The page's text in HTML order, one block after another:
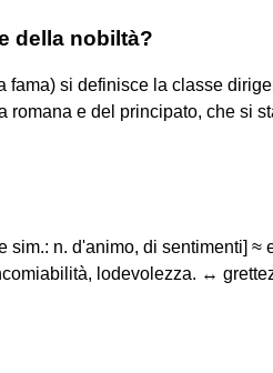
della nobiltà?
si definisce la classe
e del principato, che si
sim.: n. d'animo, di sentimenti] ≈
lodevolezza. ↔